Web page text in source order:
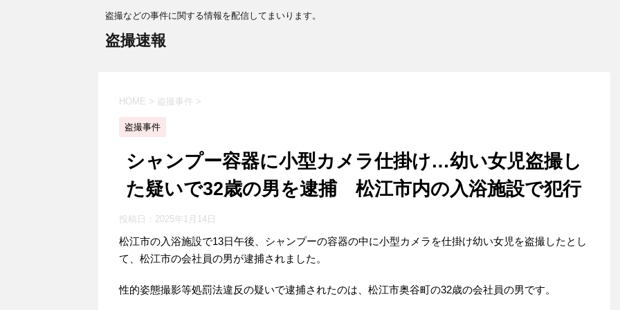
盗撮などの事件に関する情報を配信してまいります。
盗撮速報
HOME > 盗撮事件 >
盗撮事件
シャンプー容器に小型カメラ仕掛け…幼い女児盗撮し
た疑いで32歳の男を逮捕 松江市内の入浴施設で犯行
投稿日： 2025年1月14日
松江市の入浴施設で13日午後、シャンプーの容器の中に小型カメラを仕掛け幼い女児を盗撮したとし
て、松江市の会社員の男が逮捕されました。
性的姿態撮影等処罰法違反の疑いで逮捕されたのは、松江市奥谷町の32歳の会社員の男です。